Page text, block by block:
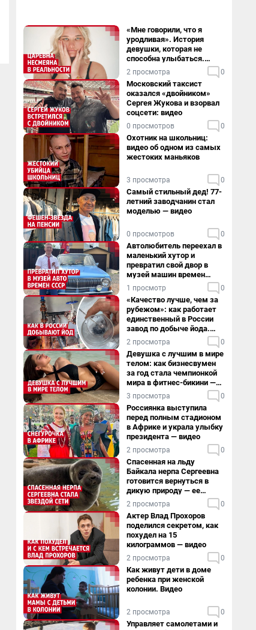
«Мне говорили, что я
уродливая». История
девушки, которая не
способна улыбаться.
Видео
2 просмотра 0
Московский таксист
оказался «двойником»
Сергея Жукова и взорвал
соцсети: видео
0 просмотров 0
Охотник на школьниц:
видео об одном из самых
жестоких маньяков
3 просмотра 0
Самый стильный дед! 77-
летний заводчанин стал
моделью — видео
0 просмотров 0
Автолюбитель переехал в
маленький хутор и
превратил свой двор в
музей машин времен
СССР. Видео
1 просмотр 0
«Качество лучше, чем за
рубежом»: как работает
единственный в России
завод по добыче йода.
Видео
2 просмотра 0
Девушка с лучшим в мире
телом: как бизнесвумен
за год стала чемпионкой
мира в фитнес-бикини —
видео
3 просмотра 0
Россиянка выступила
перед полным стадионом
в Африке и украла улыбку
президента — видео
2 просмотра 0
Спасенная на льду
Байкала нерпа Сергеевна
готовится вернуться в
дикую природу — ее
видеоистория
2 просмотра 0
Актер Влад Прохоров
поделился секретом, как
похудел на 15
килограммов — видео
2 просмотра 0
Как живут дети в доме
ребенка при женской
колонии. Видео
2 просмотра 0
Управляет самолетами и